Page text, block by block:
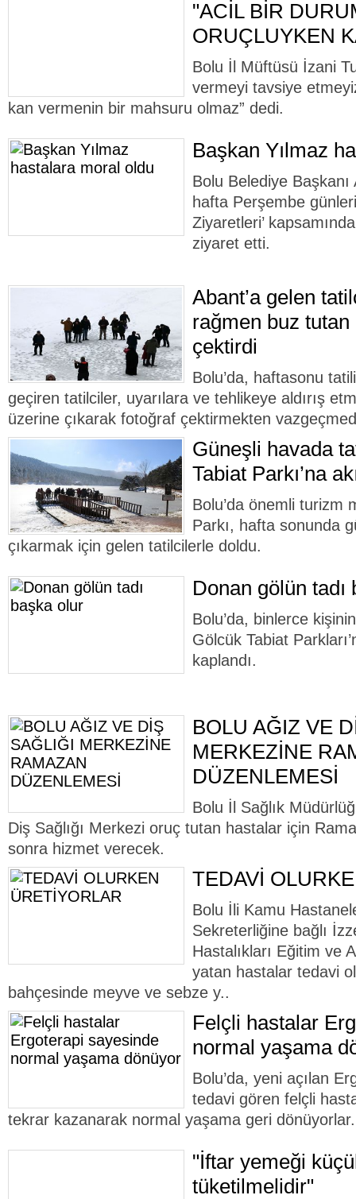
"ACİL BİR
ORUÇLUYKEN
Bolu İl Müftüsü İzani
vermeyi tavsiye
kan vermenin bir mahsuru olmaz” dedi.
Başkan Yılmaz
Bolu Belediye
hafta Perşembe
Ziyaretleri’
ziyaret etti.
Abant’a gelen
rağmen buz
çektirdi
Bolu’da, haftasonu
geçiren tatilciler, uyarılara ve tehlikeye aldırış
üzerine çıkarak fotoğraf çektirmekten
Güneşli havada
Tabiat Parkı’na
Bolu’da önemli turizm
Parkı, hafta sonunda
çıkarmak için gelen tatilcilerle doldu.
Donan gölün tadı
Bolu’da, binlerce
Gölcük Tabiat
kaplandı.
BOLU AĞIZ VE
MERKEZİNE
DÜZENLEMESİ
Bolu İl Sağlık
Diş Sağlığı Merkezi oruç tutan hastalar için
sonra hizmet verecek.
TEDAVİ
Bolu İli Kamu
Sekreterliğine bağlı
Hastalıkları Eğitim ve
yatan hastalar tedavi
bahçesinde meyve ve sebze y..
Felçli hastalar
normal yaşama
Bolu’da, yeni açılan
tedavi gören felçli
tekrar kazanarak normal yaşama geri dönüyorlar.
"İftar yemeği
tüketilmelidir"